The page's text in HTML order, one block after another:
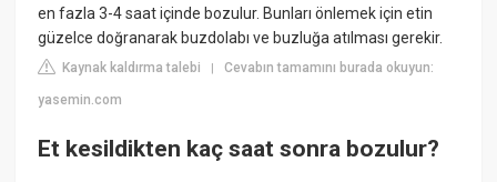
en fazla 3-4 saat içinde bozulur. Bunları önlemek için etin
güzelce doğranarak buzdolabı ve buzluğa atılması gerekir.
Kaynak kaldırma talebi |Cevabın tamamını burada okuyun:
yasemin.com
Et kesildikten kaç saat sonra bozulur?